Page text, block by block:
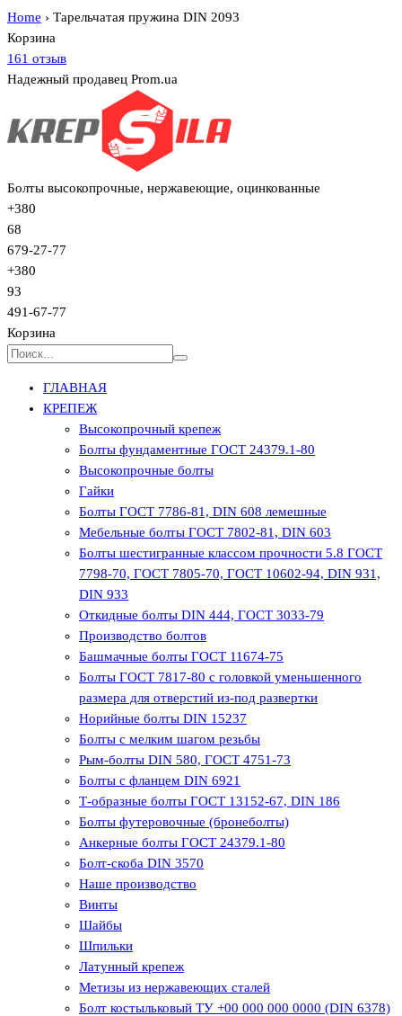
Home › Тарельчатая пружина DIN 2093
Корзина
161 отзыв
Надежный продавец Prom.ua
Болты высокопрочные, нержавеющие, оцинкованные
+380
68
679-27-77
+380
93
491-67-77
Корзина
ГЛАВНАЯ
КРЕПЕЖ
Высокопрочный крепеж
Болты фундаментные ГОСТ 24379.1-80
Высокопрочные болты
Гайки
Болты ГОСТ 7786-81, DIN 608 лемешные
Мебельные болты ГОСТ 7802-81, DIN 603
Болты шестигранные классом прочности 5.8 ГОСТ
7798-70, ГОСТ 7805-70, ГОСТ 10602-94, DIN 931,
DIN 933
Откидные болты DIN 444, ГОСТ 3033-79
Производство болтов
Башмачные болты ГОСТ 11674-75
Болты ГОСТ 7817-80 с головкой уменьшенного
размера для отверстий из-под развертки
Норийные болты DIN 15237
Болты с мелким шагом резьбы
Рым-болты DIN 580, ГОСТ 4751-73
Болты с фланцем DIN 6921
Т-образные болты ГОСТ 13152-67, DIN 186
Болты футеровочные (бронеболты)
Анкерные болты ГОСТ 24379.1-80
Болт-скоба DIN 3570
Наше производство
Винты
Шайбы
Шпильки
Латунный крепеж
Метизы из нержавеющих сталей
Болт костыльковый ТУ +00 000 000 0000 (DIN 6378)